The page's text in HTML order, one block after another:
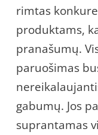
rimtas
produktams,
pranašumų.
paruošimas
gabumų. Jos
suprantamas